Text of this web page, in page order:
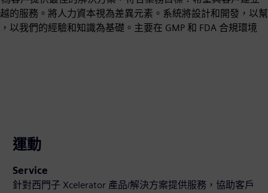
的服務。將人力資本視為差異元素。系統將設計和開發，以幫
我們的經驗和知識為基礎。主要在 GMP 和 FDA 合規環境
運動
Service
針對西門子 Xcelerator 產品/解決方案提供服務，協助客戶